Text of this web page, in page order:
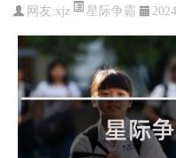
网友:xjz 星际争霸